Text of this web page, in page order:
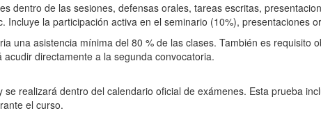
dentro de las sesiones, defensas orales, tareas escritas,
Incluye la participación activa en el seminario (10%), presentaciones
una asistencia mínima del 80 % de las clases. También es requisito
directamente a la segunda convocatoria.
se realizará dentro del calendario oficial de exámenes. Esta prueba
el curso.